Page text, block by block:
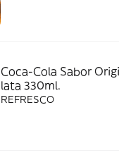
Coca-Cola Sabor
lata 330ml.
REFRESCO